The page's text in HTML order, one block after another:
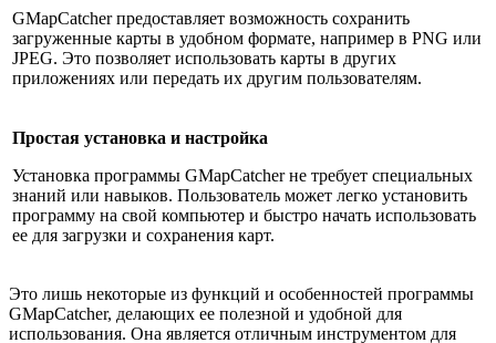
GMapCatcher предоставляет возможность сохранить
загруженные карты в удобном формате, например в PNG или
JPEG. Это позволяет использовать карты в других
приложениях или передать их другим пользователям.
Простая установка и настройка
Установка программы GMapCatcher не требует специальных
знаний или навыков. Пользователь может легко установить
программу на свой компьютер и быстро начать использовать
ее для загрузки и сохранения карт.
Это лишь некоторые из функций и особенностей программы
GMapCatcher, делающих ее полезной и удобной для
использования. Она является отличным инструментом для